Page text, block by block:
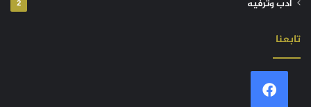
أدب وترفيه 2
تابعنا